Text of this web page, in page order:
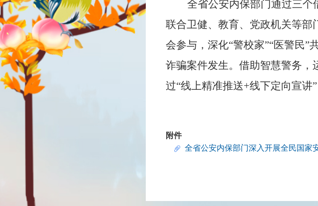
全省公安内保部门通过三个
联合卫健、教育、党政机关等部
会参与，深化“警校家”“医警民
诈骗案件发生。借助智慧警务，
过“线上精准推送+线下定向宣讲
附件
全省公安内保部门深入开展全民国家